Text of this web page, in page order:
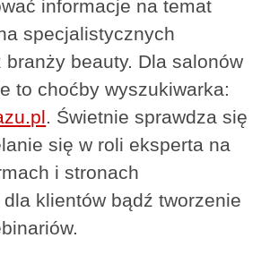
informacje na temat
specjalistycznych
branży beauty. Dla salonów
to choćby wyszukiwarka:
. Świetnie sprawdza się
się w roli eksperta na
i stronach
klientów bądź tworzenie